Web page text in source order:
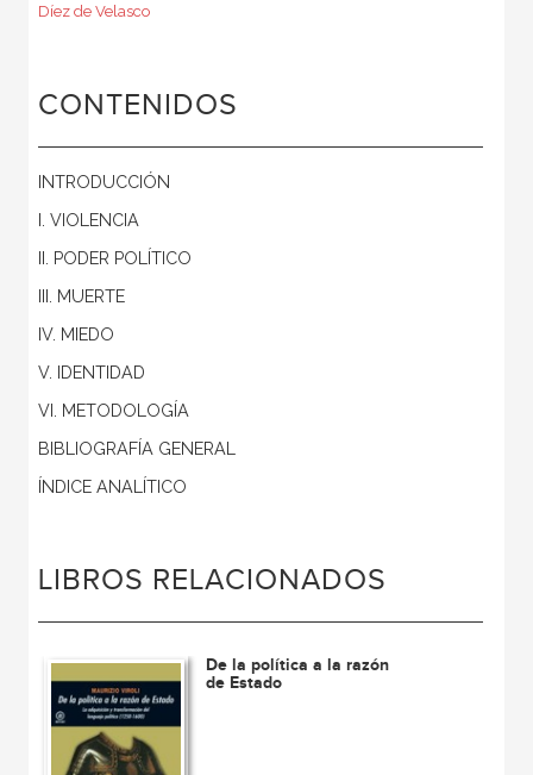
Díez de Velasco
CONTENIDOS
INTRODUCCIÓN
I. VIOLENCIA
II. PODER POLÍTICO
III. MUERTE
IV. MIEDO
V. IDENTIDAD
VI. METODOLOGÍA
BIBLIOGRAFÍA GENERAL
ÍNDICE ANALÍTICO
LIBROS RELACIONADOS
De la política a la razón
de Estado